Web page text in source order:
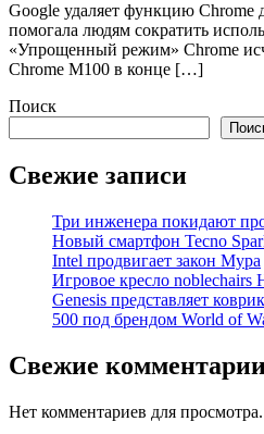
Google удаляет функцию Chrome
помогала людям сократить
«Упрощенный режим» Chrome
Chrome M100 в конце […]
Поиск
Свежие записи
Три инженера покидают
Новый смартфон Tecno
Intel продвигает закон Мура
Игровое кресло noblechairs
Genesis представляет
500 под брендом World of
Свежие
Нет комментариев для просмотра.